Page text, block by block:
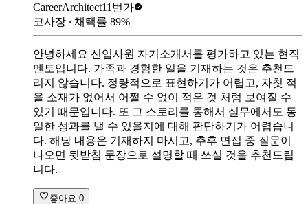
CareerArchitect11번가
코사장 ∙ 채택률 89%
안녕하세요 신입사원 자기소개서를 평가하고 있는 현직
멘토입니다. 가족과 경험한 일을 기재하는 것은 추천드
리지 않습니다. 정량적으로 표현하기가 어렵고, 자칫 적
을 소재가 없어서 어쩔 수 없이 적은 것 처럼 보여질 수
있기 때문입니다. 또 그 스토리를 통해서 실무에서도 동
일한 성과를 낼 수 있을지에 대해 판단하기가 어렵습니
다. 해당 내용은 기재하지 마시고, 추후 면접 중 질문이
나오면 뒷받침 문장으로 설명할 때 쓰실 것을 추천드립
니다.
좋아요 0